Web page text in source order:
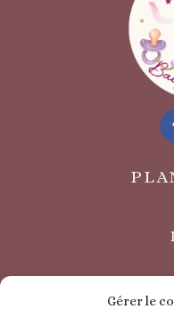
Gérer le